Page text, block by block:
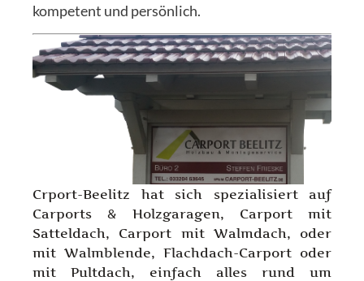
kompetent und persönlich.
Crport-Beelitz hat sich spezialisiert auf
Carports & Holzgaragen, Carport mit
Satteldach, Carport mit Walmdach, oder
mit Walmblende, Flachdach-Carport oder
mit Pultdach, einfach alles rund um